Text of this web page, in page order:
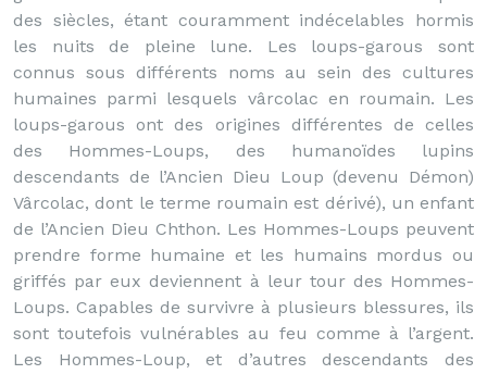
des siècles, étant couramment indécelables hormis
les nuits de pleine lune. Les loups-garous sont
connus sous différents noms au sein des cultures
humaines parmi lesquels vârcolac en roumain. Les
loups-garous ont des origines différentes de celles
des Hommes-Loups, des humanoïdes lupins
descendants de l’Ancien Dieu Loup (devenu Démon)
Vârcolac, dont le terme roumain est dérivé), un enfant
de l’Ancien Dieu Chthon. Les Hommes-Loups peuvent
prendre forme humaine et les humains mordus ou
griffés par eux deviennent à leur tour des Hommes-
Loups. Capables de survivre à plusieurs blessures, ils
sont toutefois vulnérables au feu comme à l’argent.
Les Hommes-Loup, et d’autres descendants des